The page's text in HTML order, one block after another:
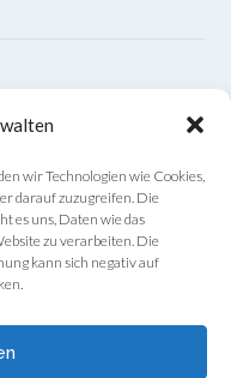
wir Technologien wie Cookies,
darauf zuzugreifen. Die
es uns, Daten wie das
zu verarbeiten. Die
kann sich negativ auf